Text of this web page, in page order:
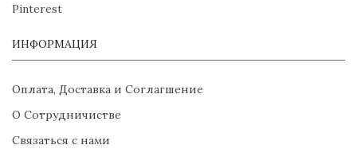
Pinterest
ИНФОРМАЦИЯ
Оплата, Доставка и Соглагшение
О Сотрудничистве
Связаться с нами